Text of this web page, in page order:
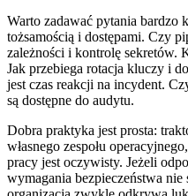
Warto zadawać pytania bardzo
tożsamością i dostępami. Czy
zależności i kontrolę sekretów.
Jak przebiega rotacja kluczy i
jest czas reakcji na incydent.
są dostępne do audytu.
Dobra praktyka jest prosta:
własnego zespołu
pracy jest oczywisty. Jeżeli
wymagania bezpieczeństwa